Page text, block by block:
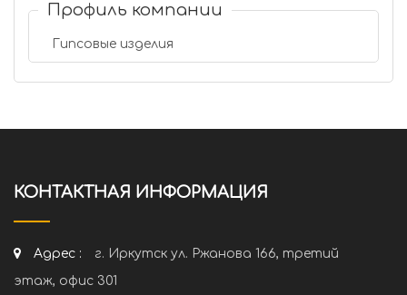
Профиль компании
Гипсовые изделия
КОНТАКТНАЯ ИНФОРМАЦИЯ
Адрес :
г. Иркутск ул. Ржанова 166, третий
этаж, офис 301